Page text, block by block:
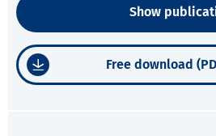
Show
Free download